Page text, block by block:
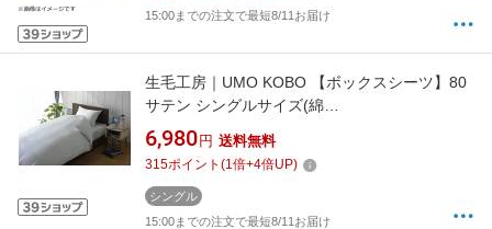
15:00までの注文で最短8/11お届け
生毛工房｜UMO KOBO 【ボックスシーツ】80
サテン シングルサイズ(綿
100%/100×200×30cm/ブルー)[UMK13BSBL]
6,980 円 送料無料
315ポイント (1倍+4倍UP)
シングル
15:00までの注文で最短8/11お届け